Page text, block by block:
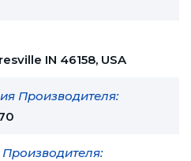
IN 46158, USA
Производителя: